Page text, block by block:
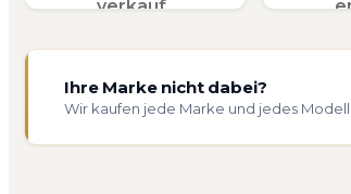
Ihre Marke nicht dabei?
Wir kaufen jede Marke und jedes